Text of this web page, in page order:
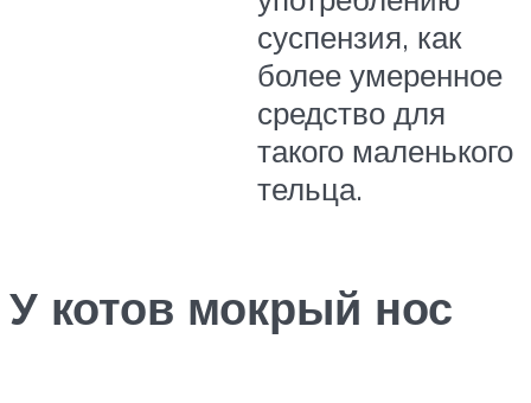
суспензия, как
более умеренное
средство для
такого маленького
тельца.
У котов мокрый нос